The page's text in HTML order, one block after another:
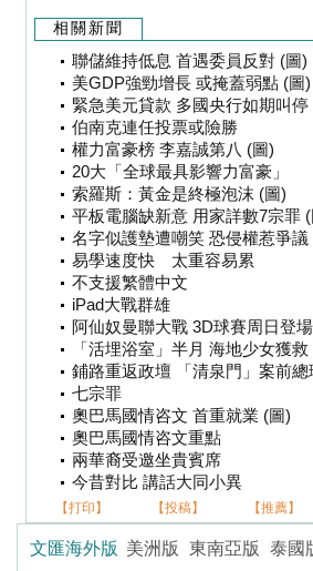
相關新聞
聯儲維持低息 首遇委員反對 (圖)
美GDP強勁增長 或掩蓋弱點 (圖)
緊急美元貸款 多國央行如期叫停
伯南克連任投票或險勝
權力富豪榜 李嘉誠第八 (圖)
20大「全球最具影響力富豪」
索羅斯：黃金是終極泡沫 (圖)
平板電腦缺新意 用家詳數7宗罪 (
名字似護墊遭嘲笑 恐侵權惹爭議
易學速度快 太重容易累
不支援繁體中文
iPad大戰群雄
阿仙奴曼聯大戰 3D球賽周日登場
「活埋浴室」半月 海地少女獲救
鋪路重返政壇 「清泉門」案前總
七宗罪
奧巴馬國情咨文 首重就業 (圖)
奧巴馬國情咨文重點
兩華裔受邀坐貴賓席
今昔對比 講話大同小異
【打印】 【投稿】 【推薦】
文匯海外版 美洲版 東南亞版 泰國